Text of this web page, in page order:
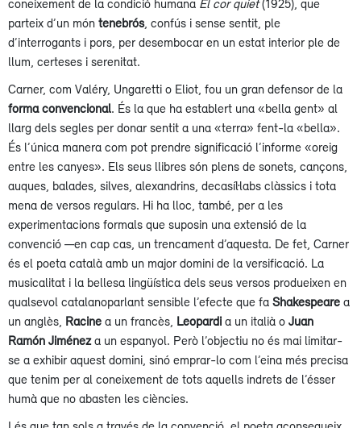
coneixement de la condició humana El cor quiet(1925), que
parteix d’un món tenebrós, confús i sense sentit, ple
d’interrogants i pors, per desembocar en un estat interior ple de
llum, certeses i serenitat.
Carner, com Valéry, Ungaretti o Eliot, fou un gran defensor de la
forma convencional. És la que ha establert una «bella gent» al
llarg dels segles per donar sentit a una «terra» fent-la «bella».
És l’única manera com pot prendre significació l’informe «oreig
entre les canyes». Els seus llibres són plens de sonets, cançons,
auques, balades, silves, alexandrins, decasíl·labs clàssics i tota
mena de versos regulars. Hi ha lloc, també, per a les
experimentacions formals que suposin una extensió de la
convenció —en cap cas, un trencament d’aquesta. De fet, Carner
és el poeta català amb un major domini de la versificació. La
musicalitat i la bellesa lingüística dels seus versos produeixen en
qualsevol catalanoparlant sensible l’efecte que fa Shakespeare a
un anglès, Racine a un francès, Leopardi a un italià o Juan
Ramón Jiméneza un espanyol. Però l’objectiu no és mai limitar-
se a exhibir aquest domini, sinó emprar-lo com l’eina més precisa
que tenim per al coneixement de tots aquells indrets de l’ésser
humà que no abasten les ciències.